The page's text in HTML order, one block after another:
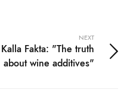
NEXT
Fakta: "The truth
about wine additives"